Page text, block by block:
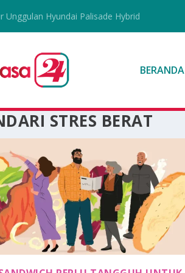
Unggulan Hyundai Palisade Hybrid
BERANDA
STRES BERAT